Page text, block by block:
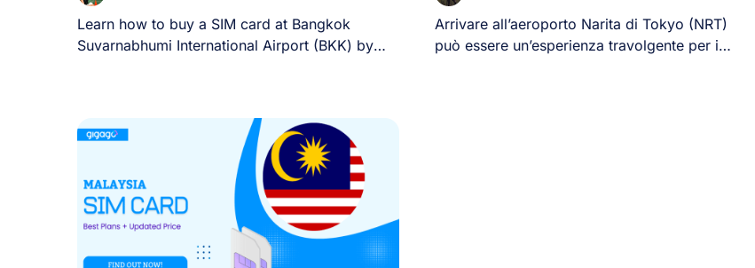
Learn how to buy a SIM card at Bangkok
Suvarnabhumi International Airport (BKK) by
Arrivare all’aeroporto Narita di Tokyo (NRT)
può essere un’esperienza travolgente per i